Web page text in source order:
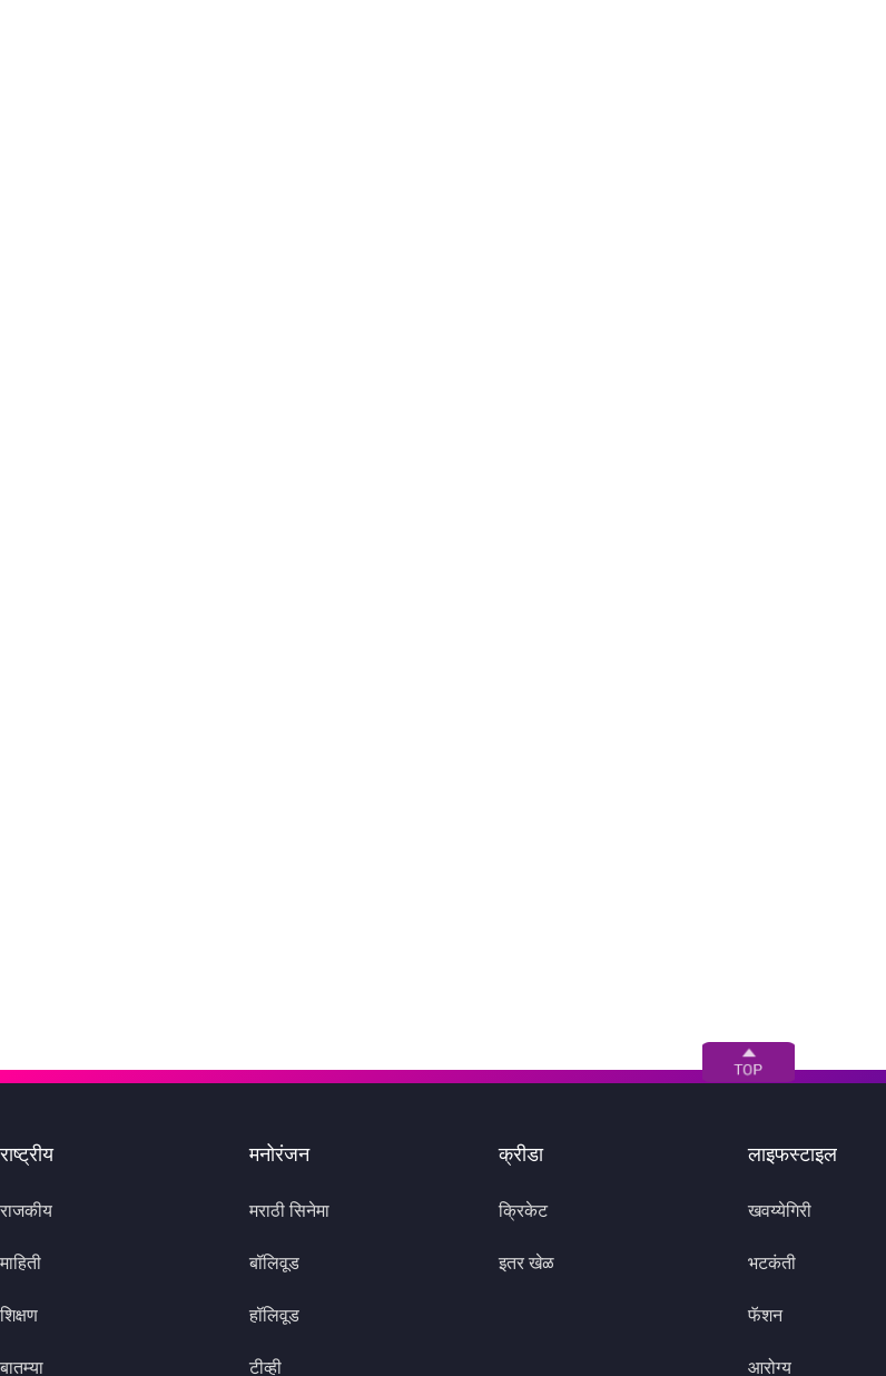
राष्ट्रीय
राजकीय
माहिती
शिक्षण
बातम्या
मनोरंजन
मराठी सिनेमा
बॉलिवूड
हॉलिवूड
टीव्ही
क्रीडा
क्रिकेट
इतर खेळ
लाइफस्टाइल
खवय्येगिरी
भटकंती
फॅशन
आरोग्य